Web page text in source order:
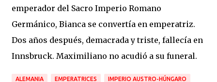
emperador del Sacro Imperio Romano
Germánico, Bianca se convertía en emperatriz.
Dos años después, demacrada y triste, fallecía en
Innsbruck. Maximiliano no acudió a su funeral.
ALEMANIA EMPERATRICES IMPERIO AUSTRO-HÚNGARO